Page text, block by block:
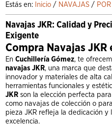
Estás en: Inicio / NAVAJAS /
Navajas JKR: Calidad y
Exigente
Compra Navajas JKR
EnCuchillería Gómez, te
navajas JKR, una marca que
innovador y materiales de alta
herramientas funcionales y
JKR son la elección perfecta
como navajas de colección o
pieza JKR refleja la dedicación y
excelencia.